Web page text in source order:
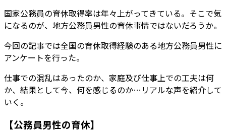
国家公務員の育休取得率は年々上がってきている。そこで気
になるのが、地方公務員男性の育休事情ではないだろうか。
今回の記事では全国の育休取得経験のある地方公務員男性に
アンケートを行った。
仕事での混乱はあったのか、家庭及び仕事上での工夫は何
か、結果として今、何を感じるのか…リアルな声を紹介して
いく。
【公務員男性の育休】